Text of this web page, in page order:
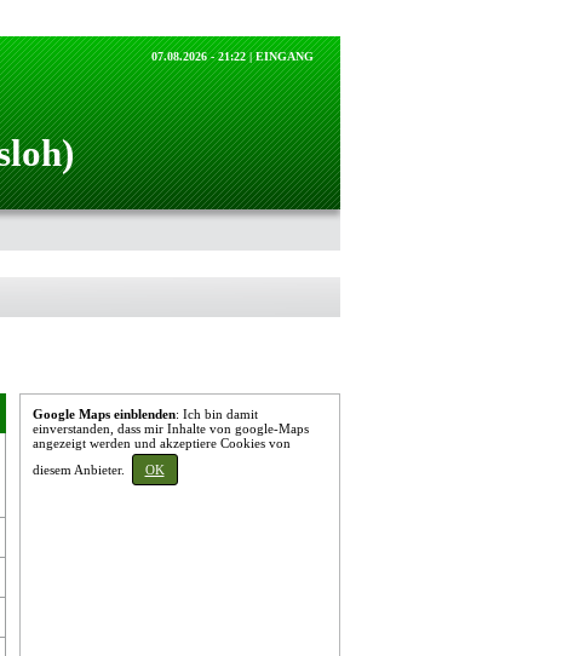
07.08.2026 - 21:22 |EINGANG
Google Maps einblenden: Ich bin damit
einverstanden, dass mir Inhalte von google-Maps
angezeigt werden und akzeptiere Cookies von
diesem Anbieter.
OK